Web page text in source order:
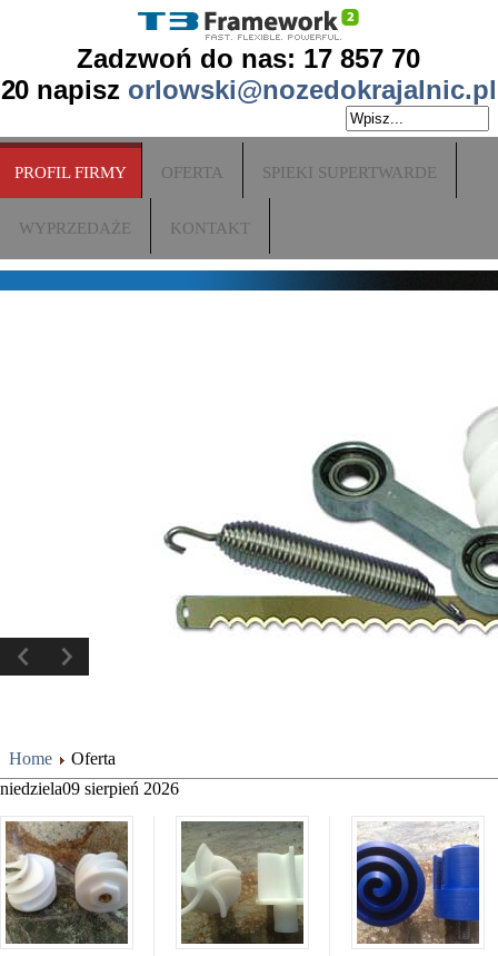
Zadzwoń do nas: 17 857 70
20 napisz orlowski@nozedokrajalnic.pl
PROFIL FIRMY OFERTA SPIEKI SUPERTWARDE
WYPRZEDAŻE KONTAKT
Home
Oferta
niedziela09 sierpień 2026